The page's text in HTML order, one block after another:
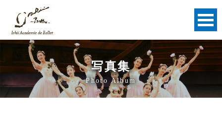
写真集
Photo Album